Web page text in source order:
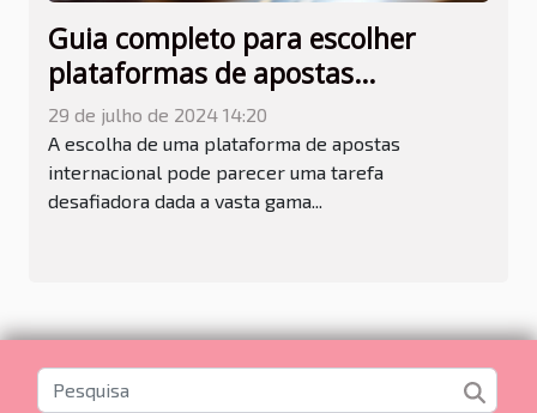
Guia completo para escolher
plataformas de apostas
internacionais
29 de julho de 2024 14:20
A escolha de uma plataforma de apostas
internacional pode parecer uma tarefa
desafiadora dada a vasta gama...